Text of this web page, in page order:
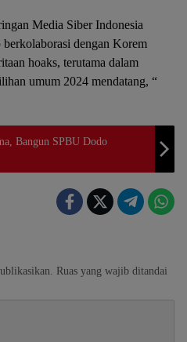
Media Siber Indonesia
dengan Korem
hoaks, terutama dalam
umum 2024 mendatang, “
Bangun SPBU Dodo
Ruas yang wajib ditandai